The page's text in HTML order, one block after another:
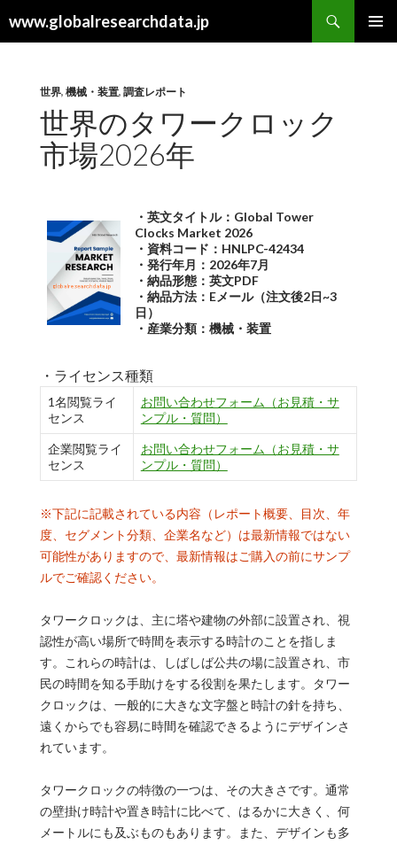
www.globalresearchdata.jp
索
世界, 機械・装置, 調査レポート
世界のタワークロック
市場2026年
・英文タイトル：Global Tower
Clocks Market 2026
・資料コード：HNLPC-42434
・発行年月：2026年7月
・納品形態：英文PDF
・納品方法：Eメール（注文後2日~3
日）
・産業分類：機械・装置
・ライセンス種類
1名閲覧ライ
センス
お問い合わせフォーム（お見積・サ
ンプル・質問）
企業閲覧ライ
センス
お問い合わせフォーム（お見積・サ
ンプル・質問）
※下記に記載されている内容（レポート概要、目次、年
度、セグメント分類、企業名など）は最新情報ではない
可能性がありますので、最新情報はご購入の前にサンプ
ルでご確認ください。
タワークロックは、主に塔や建物の外部に設置され、視
認性が高い場所で時間を表示する時計のことを指しま
す。これらの時計は、しばしば公共の場に設置され、市
民の時間を知る手助けをする役割を果たします。タワー
クロックは、一般的に大きな文字盤と時計の針を持ち、
遠くからでも容易に時間を確認できるようにデザインさ
れています。
タワークロックの特徴の一つは、その大きさです。通常
の壁掛け時計や置き時計に比べて、はるかに大きく、何
メートルにも及ぶものもあります。また、デザインも多